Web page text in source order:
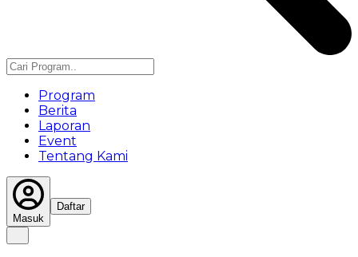
Program
Berita
Laporan
Event
Tentang Kami
Masuk
Daftar